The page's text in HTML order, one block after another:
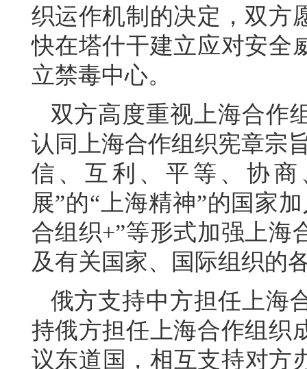
织运作机制的决定，双方
快在塔什干建立应对安全
立禁毒中心。
双方高度重视上海合作
认同上海合作组织宪章宗
信、互利、平等、协
展”的“上海精神”的国家
合组织+”等形式加强上海
及有关国家、国际组织的
俄方支持中方担任上海
持俄方担任上海合作组织
议东道国，相互支持对方